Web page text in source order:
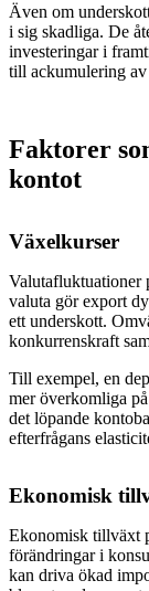
Även om
i sig skadliga. De
investeringar i
till ackumulering
Faktorer
kontot
Växelkurser
Valutafluktuationer
valuta gör export
ett underskott.
konkurrenskraft
Till exempel, en
mer överkomliga
det löpande
efterfrågans
Ekonomisk
Ekonomisk tillväxt
förändringar i
kan driva ökad